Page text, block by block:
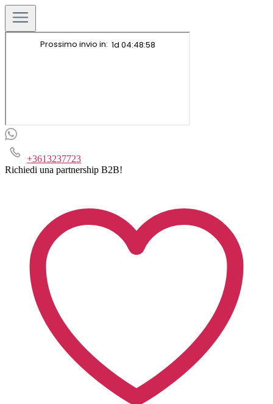
+3613237723
Richiedi una partnership B2B!